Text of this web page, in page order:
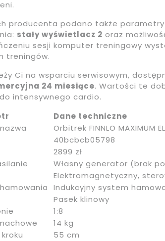
producenta podano także
stały wyświetlacz 2 oraz
sesji komputer treningowy
treningów.
Ci na wsparciu serwisowym,
24 miesiące. Wartości te
intensywnego cardio.
Dane techniczne
Orbitrek FINNLO MAXIMUM
40bcbcb05798
2899 zł
Własny generator (brak
Elektromagnetyczny,
Indukcyjny system
Pasek klinowy
1:8
14 kg
55 cm